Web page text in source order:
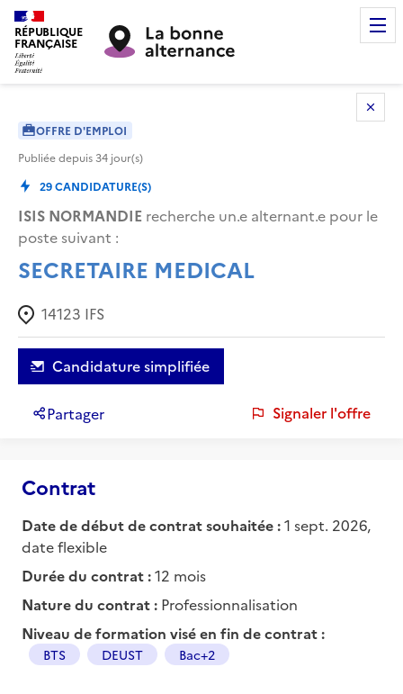
RÉPUBLIQUE
FRANÇAISE
OFFRE D'EMPLOI
Publiée depuis34 jour(s)
29CANDIDATURE(S)
ISIS NORMANDIE recherche un.e alternant.e pour le
poste suivant :
SECRETAIRE MEDICAL
14123 IFS
Candidature simplifiée
Partager Signaler l'offre
Contrat
Date de début de contrat souhaitée :1 sept. 2026,
date flexible
Durée du contrat :12 mois
Nature du contrat : Professionnalisation
Niveau de formation visé en fin de contrat :
BTS DEUST Bac+2